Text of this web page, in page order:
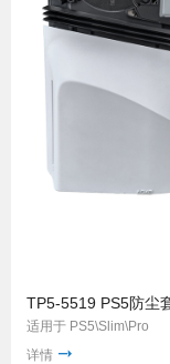
TP5-5519 PS5防尘
适用于 PS5\Slim\Pro
详情